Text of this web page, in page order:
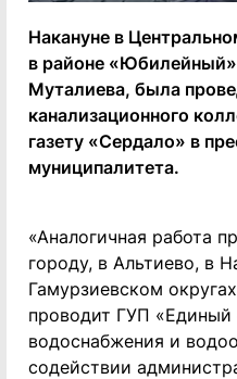
Накануне в
в районе
Муталиева, была
канализационного
газету «Сердало» в
муниципалитета.
«Аналогичная работа
городу, в Альтиево, в
Гамурзиевском
проводит ГУП «Единый
водоснабжения и
содействии